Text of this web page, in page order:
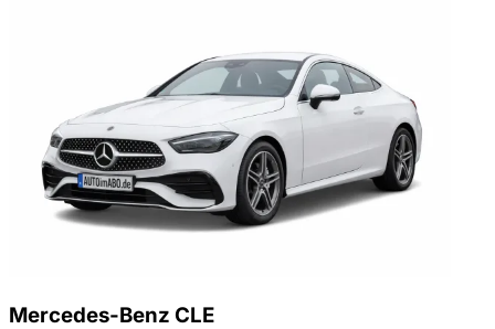
Mercedes-Benz CLE